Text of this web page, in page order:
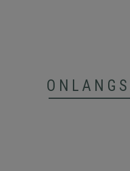
ONLANGS